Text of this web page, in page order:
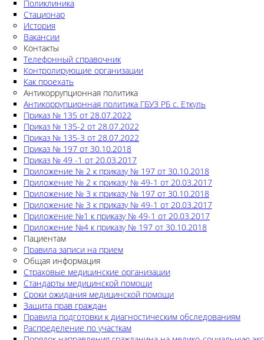
Поликлиника
Стационар
История
Вакансии
Контакты
Телефонный справочник
Контролирующие организации
Как проехать
Антикоррупционная политика
Антикоррупционная политика ГБУЗ РБ с. Еткуль
Приказ № 135 от 28.07.2022
Приказ № 135-2 от 28.07.2022
Приказ № 135-3 от 28.07.2022
Приказ № 197 от 30.10.2018
Приказ № 49 -1 от 20.03.2017
Приложение № 2 к приказу № 197 от 30.10.2018
Приложение № 2 к приказу № 49-1 от 20.03.2017
Приложение № 3 к приказу № 197 от 30.10.2018
Приложение № 3 к приказу № 49-1 от 20.03.2017
Приложение №1 к приказу № 49-1 от 20.03.2017
Приложение №4 к приказу № 197 от 30.10.2018
Пациентам
Правила записи на прием
Общая информация
Страховые медицинские организации
Стандарты медицинской помощи
Сроки ожидания медицинской помощи
Защита прав граждан
Правила подготовки к диагностическим обследованиям
Распределение по участкам